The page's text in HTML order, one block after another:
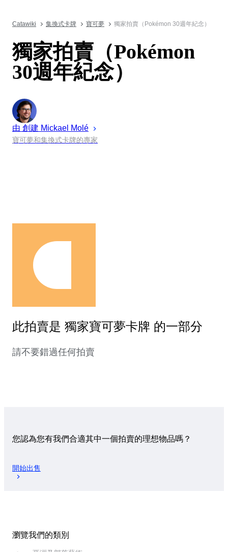
Catawiki 集換式卡牌 寶可夢 獨家拍賣（Pokémon 30週年紀念）
獨家拍賣（Pokémon
30週年紀念）
由 創建 Mickael Molé
寶可夢和集換式卡牌的專家
此拍賣是 獨家寶可夢卡牌 的一部分
請不要錯過任何拍賣
您認為您有我們合適其中一個拍賣的理想物品嗎？
開始出售
瀏覽我們的類別